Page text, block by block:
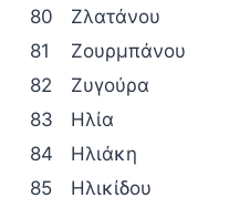
80
Ζλατάνου
81
Ζουρμπάνου
82
Ζυγούρα
83
Ηλία
84
Ηλιάκη
85
Ηλικίδου